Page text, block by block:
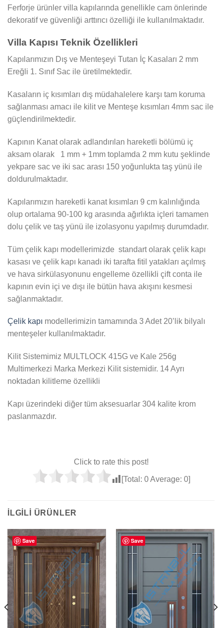
Ferforje ürünler villa kapılarında genellikle cam önlerinde
dekoratif ve güvenliği arttırıcı özelliği ile kullanılmaktadır.
Villa Kapısı Teknik Özellikleri
Kapılarımızın Dış ve Menteşeyi Tutan İç Kasaları 2 mm
Ereğli 1. Sınıf Sac ile üretilmektedir.
Kasaların iç kısımları dış müdahalelere karşı tam koruma
sağlanması amacı ile kilit ve Menteşe kısımları 4mm sac ile
güçlendirilmektedir.
Kapının Kanat olarak adlandırılan hareketli bölümü iç
aksam olarak 1 mm + 1mm toplamda 2 mm kutu şeklinde
yekpare sac ve iki sac arası 150 yoğunlukta taş yünü ile
doldurulmaktadır.
Kapılarımızın hareketli kanat kısımları 9 cm kalınlığında
olup ortalama 90-100 kg arasında ağırlıkta içleri tamamen
dolu çelik ve taş yünü ile izolasyonu yapılmış durumdadır.
Tüm çelik kapı modellerimizde standart olarak çelik kapı
kasası ve çelik kapı kanadı iki tarafta fitil yatakları açılmış
ve hava sirkülasyonunu engelleme özellikli çift conta ile
kapının evin içi ve dışı ile bütün hava akışını kesmesi
sağlanmaktadır.
Çelik kapı modellerimizin tamamında 3 Adet 20’lik bilyalı
menteşeler kullanılmaktadır.
Kilit Sistemimiz MULTLOCK 415G ve Kale 256g
Multimerkezi Marka Merkezi Kilit sistemidir. 14 Ayrı
noktadan kilitleme özellikli
Kapı üzerindeki diğer tüm aksesuarlar 304 kalite krom
paslanmazdır.
Click to rate this post!
[Total: 0Average: 0]
İLGILI ÜRÜNLER
Save Save